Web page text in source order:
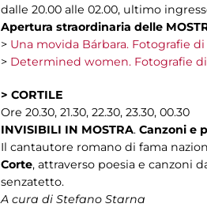
dalle 20.00 alle 02.00, ultimo
Apertura straordinaria delle
> Una movida Bárbara. Fotografie
> Determined women. Fotografie
> CORTILE
Ore 20.30, 21.30, 22.30, 23.30, 00.30
INVISIBILI IN MOSTRA. Canzoni e
Il cantautore romano di fama
Corte, attraverso poesia e canzoni
senzatetto.
A cura di Stefano Starna